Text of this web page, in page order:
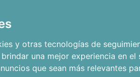
y otras tecnologías de
una mejor experiencia en el
que sean más relevantes